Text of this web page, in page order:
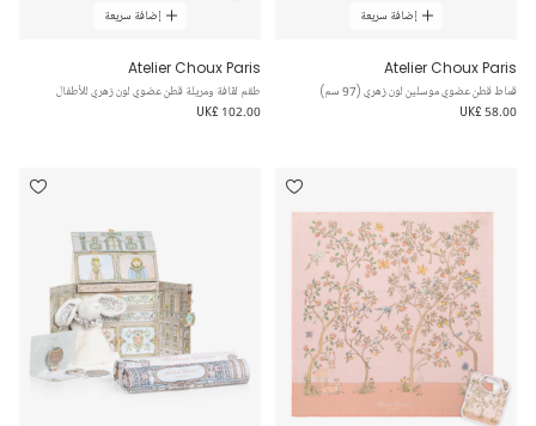
إضافة سريعة
Atelier Choux Paris
قماط قطن عضوي موسلين لون زهري (97 سم)
UK£ 58.00
إضافة سريعة
Atelier Choux Paris
طقم لفّافة ومريلة قطن عضوي لون زهري للأطفال
UK£ 102.00